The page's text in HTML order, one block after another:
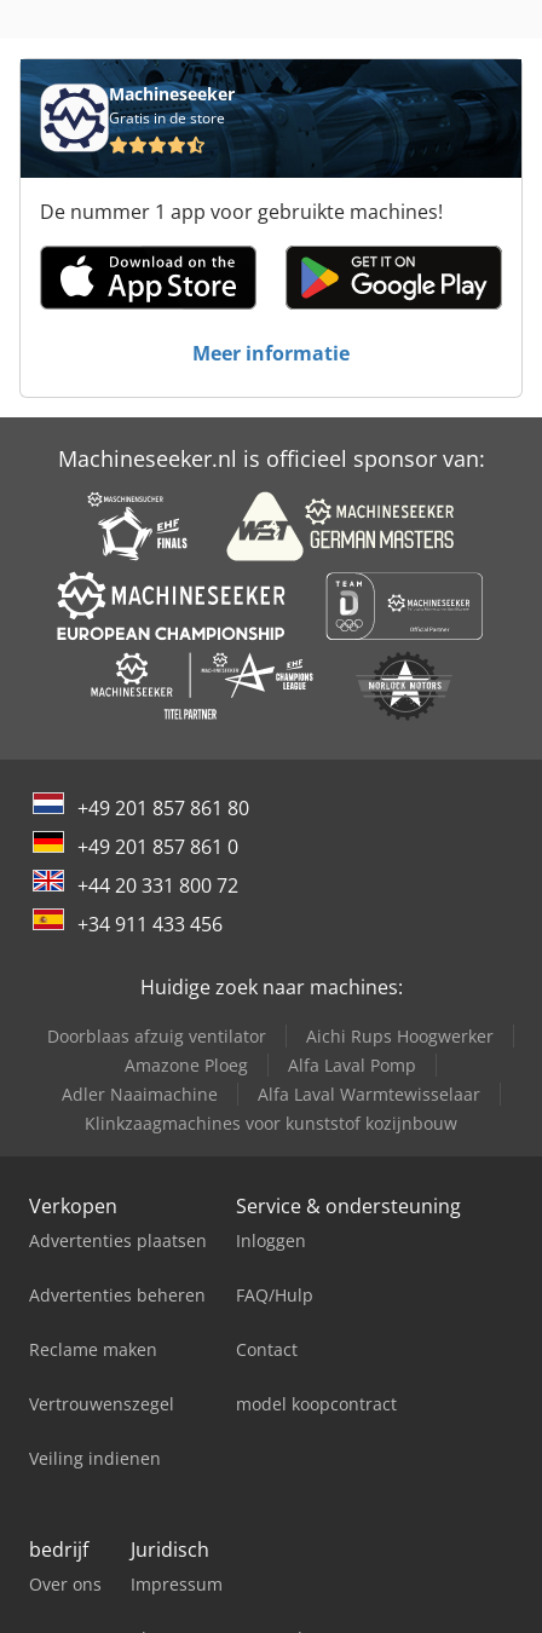
Machineseeker
Gratis in de store
De nummer 1 app voor gebruikte machines!
Meer informatie
Machineseeker.nl is officieel sponsor van:
+49 201 857 861 80
+49 201 857 861 0
+44 20 331 800 72
+34 911 433 456
Huidige zoek naar machines:
Doorblaas afzuig ventilator
Aichi Rups Hoogwerker
Amazone Ploeg
Alfa Laval Pomp
Adler Naaimachine
Alfa Laval Warmtewisselaar
Klinkzaagmachines voor kunststof kozijnbouw
Verkopen
Advertenties plaatsen
Advertenties beheren
Reclame maken
Vertrouwenszegel
Veiling indienen
Service & ondersteuning
Inloggen
FAQ/Hulp
Contact
model koopcontract
bedrijf
Over ons
Juridisch
Impressum